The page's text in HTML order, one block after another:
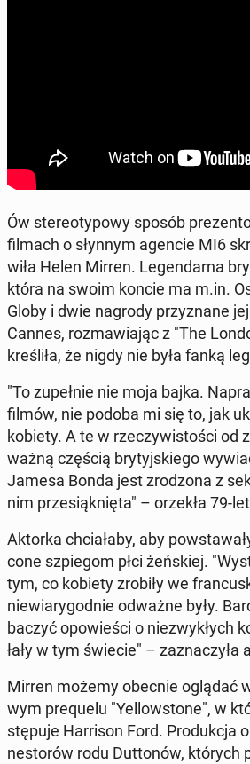
Ów ste­reo­ty­po­wy sposób
filmach o słynnym agencie MI6
wi­ła Helen Mirren. Le­gen­dar­na
która na swoim koncie ma m.in.
Globy i dwie nagrody przy­zna­ne
Cannes, roz­ma­wia­jąc z "The
kre­śli­ła, że nigdy nie była fanką
"To zu­peł­nie nie moja bajka.
filmów, nie podoba mi się to, jak
kobiety. A te w rze­czy­wi­sto­ści od
ważną częścią bry­tyj­skie­go
Jamesa Bonda jest zro­dzo­na z
nim prze­siąk­nię­ta" – orzekła 79-
Aktorka chcia­ła­by, aby
co­ne szpie­gom płci żeń­skiej.
tym, co kobiety zrobiły we
nie­wia­ry­god­nie odważne były.
ba­czyć opo­wie­ści o nie­zwy­kłych
ła­ły w tym świecie" – za­zna­czy­ła
Mirren możemy obecnie oglądać
wym pre­qu­elu "Yel­low­sto­ne", w
stę­pu­je Har­ri­son Ford. Pro­duk­cja
ne­sto­rów rodu Dut­to­nów, których